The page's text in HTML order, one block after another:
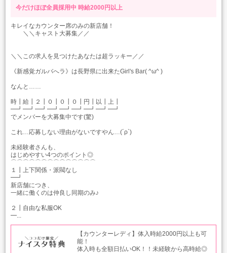
今だけほぼ全員採用中 時給2000円以上
キレイなカウンター席のみの新店舗！
＼＼キャスト大募集／／
＼＼この求人を見つけたあなたは超ラッキー／／
《新感覚ガルバへラ》は長野県に出来たGirl's Bar( ^ω^ )
なんと……
時┃給┃２┃０┃０┃０┃円┃以┃上┃
━┛━┛━┛━┛━┛━┛━┛━┛━┛
でメンバーを大募集中です(驚)
これ…応募しない理由がないですやん…(´ρ`)
未経験者さんも、
はじめやすい4つのポイント◎
⌒⌒⌒⌒⌒⌒⌒⌒⌒⌒⌒⌒⌒⌒
１┃上下関係・派閥なし
━┛
新店舗につき、
一緒に働くのは仲良し同期のみ♪
２┃自由な私服OK
━...
【カウンターレディ】体入時給2000円以上も可
能！
体入時も全額日払いOK！！未経験から高時給◎